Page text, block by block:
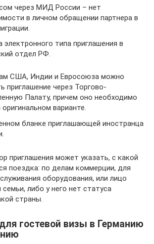
через МИД России – нет
в личном обращении партнера в
электронного типа приглашения в
отдел РФ.
США, Индии и Евросоюза можно
приглашение через Торгово-
Палату, причем оно необходимо
варианте.
бланке приглашающей иностранца
приглашения может указать, с какой
поездка: по делам коммерции, для
оборудования, или лицо
либо у него нет статуса
страны.
гостевой визы в Германию